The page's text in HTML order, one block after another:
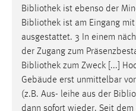
Bibliothek ist ebenso der
Bibliothek ist am Eingang
ausgestattet. 3 In einem
der Zugang zum
Bibliothek zum Zweck [...]
Gebäude erst unmittelbar
(z.B. Aus- leihe aus der
dann sofort wieder. Seit
Google Ads
Name:
_gcl_au
Anbieter:
Google Ireland Limited